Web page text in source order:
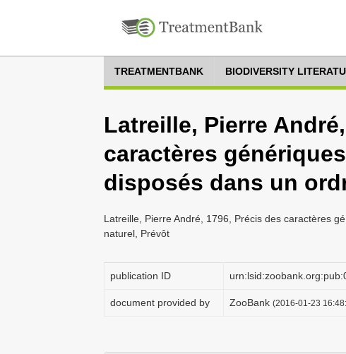
TREATMENTBANK BIODIVERSITY
Latreille, Pierre
caractères
disposés dans un
Latreille, Pierre André, 1796, Précis des caractères
naturel, Prévôt
publication ID
document provided by ZooBank (2016-01-23